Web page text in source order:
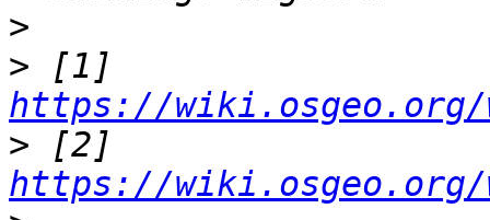
>
>
https://wiki.osgeo.org/
>
https://wiki.osgeo.org/